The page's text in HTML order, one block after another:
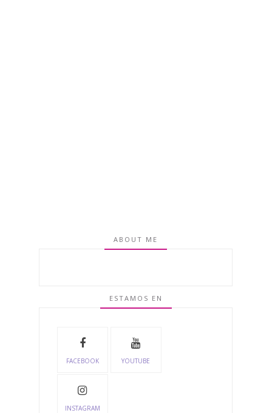
ABOUT ME
ESTAMOS EN
FACEBOOK YOUTUBE
INSTAGRAM